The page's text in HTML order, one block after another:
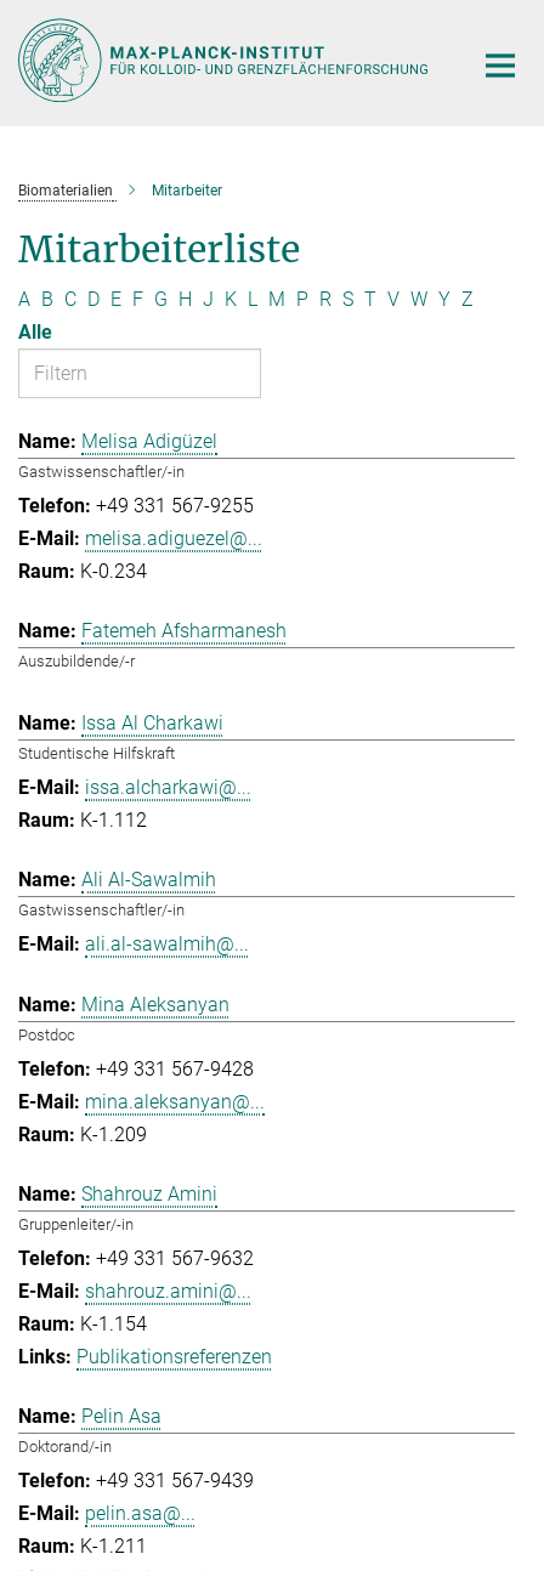
Hauptinhalt
Biomaterialien Mitarbeiter
Mitarbeiterliste
A B C D E F G H J K L M P R S T V W Y Z
Alle
Melisa Adigüzel
Gastwissenschaftler/-in
+49 331 567-9255
melisa.adiguezel@...
K-0.234
Fatemeh Afsharmanesh
Auszubildende/-r
Issa Al Charkawi
Studentische Hilfskraft
issa.alcharkawi@...
K-1.112
Ali Al-Sawalmih
Gastwissenschaftler/-in
ali.al-sawalmih@...
Mina Aleksanyan
Postdoc
+49 331 567-9428
mina.aleksanyan@...
K-1.209
Shahrouz Amini
Gruppenleiter/-in
+49 331 567-9632
shahrouz.amini@...
K-1.154
Publikationsreferenzen
Pelin Asa
Doktorand/-in
+49 331 567-9439
pelin.asa@...
K-1.211